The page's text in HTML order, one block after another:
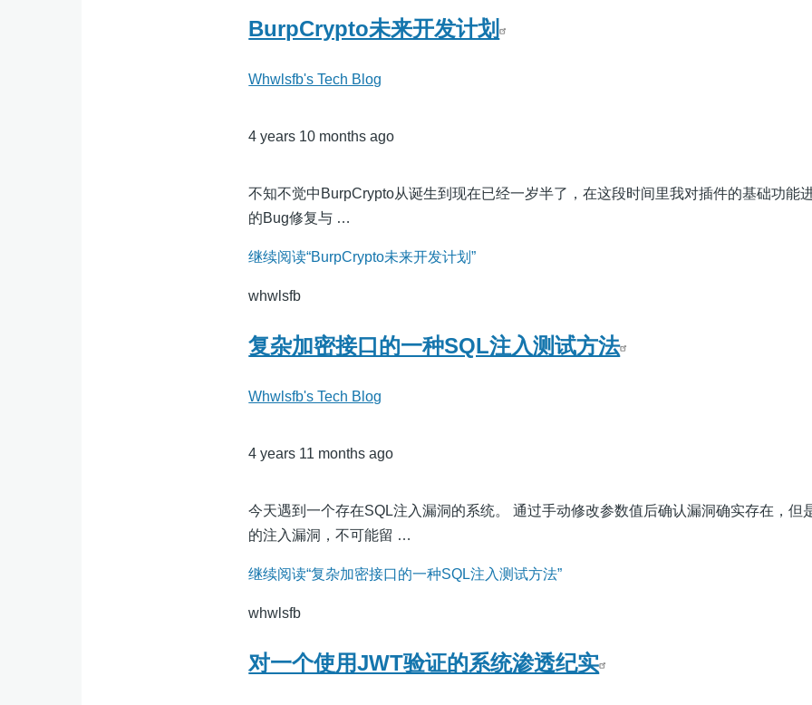
BurpCrypto未来开发计划
Whwlsfb's Tech Blog
4 years 10 months ago
不知不觉中BurpCrypto从诞生到现在已经一岁半了，在这段时间里我对插件的基础功能
的Bug修复与 …
继续阅读“BurpCrypto未来开发计划”
whwlsfb
复杂加密接口的一种SQL注入测试方法
Whwlsfb's Tech Blog
4 years 11 months ago
今天遇到一个存在SQL注入漏洞的系统。 通过手动修改参数值后确认漏洞确实存在，但
的注入漏洞，不可能留 …
继续阅读“复杂加密接口的一种SQL注入测试方法”
whwlsfb
对一个使用JWT验证的系统渗透纪实